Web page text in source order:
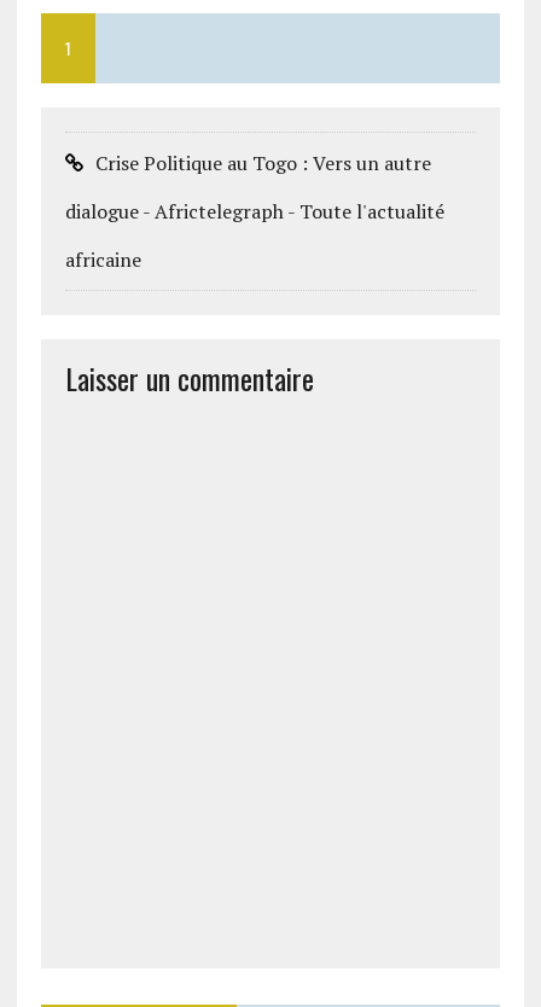
1
Crise Politique au Togo : Vers un autre
dialogue - Africtelegraph - Toute l'actualité
africaine
Laisser un commentaire